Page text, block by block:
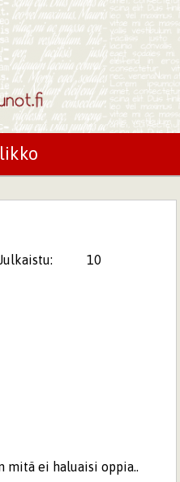
Julkaistu:
10
mitä ei haluaisi oppia..